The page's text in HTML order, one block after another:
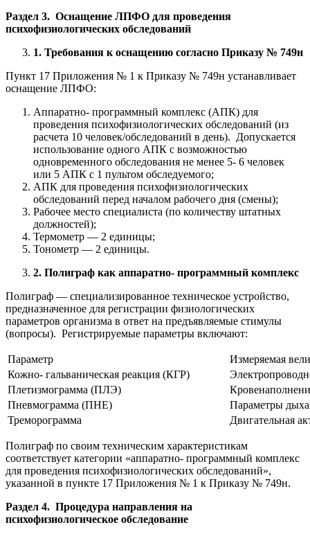
Раздел 3. Оснащение ЛПФО для проведения
психофизиологических обследований
1. Требования к оснащению согласно Приказу № 749н
Пункт 17 Приложения № 1 к Приказу № 749н устанавливает
оснащение ЛПФО:
Аппаратно- программный комплекс (АПК) для
проведения психофизиологических обследований (из
расчета 10 человек/обследований в день). Допускается
использование одного АПК с возможностью
одновременного обследования не менее 5- 6 человек
или 5 АПК с 1 пультом обследуемого;
АПК для проведения психофизиологических
обследований перед началом рабочего дня (смены);
Рабочее место специалиста (по количеству штатных
должностей);
Термометр — 2 единицы;
Тонометр — 2 единицы.
2. Полиграф как аппаратно- программный комплекс
Полиграф — специализированное техническое устройство,
предназначенное для регистрации физиологических
параметров организма в ответ на предъявляемые стимулы
(вопросы). Регистрируемые параметры включают:
Параметр
Измеряемая
Кожно- гальваническая реакция (КГР)
Плетизмограмма (ПЛЭ)
Пневмограмма (ПНЕ)
Параметры
Треморограмма
Двигательная
Полиграф по своим техническим характеристикам
соответствует категории «аппаратно- программный комплекс
для проведения психофизиологических обследований»,
указанной в пункте 17 Приложения № 1 к Приказу № 749н.
Раздел 4. Процедура направления на
психофизиологическое обследование